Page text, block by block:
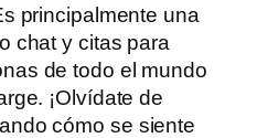
principalmente una
chat y citas para
de todo el mundo
¡Olvídate de
cómo se siente